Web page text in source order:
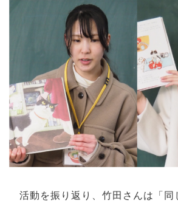
活動を振り返り、竹田さんは「同